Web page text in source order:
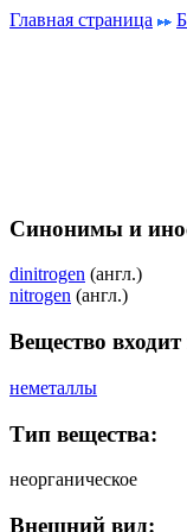
Главная страница
Синонимы и
dinitrogen (англ.)
nitrogen (англ.)
Вещество
неметаллы
Тип вещества:
неорганическое
Внешний вид: